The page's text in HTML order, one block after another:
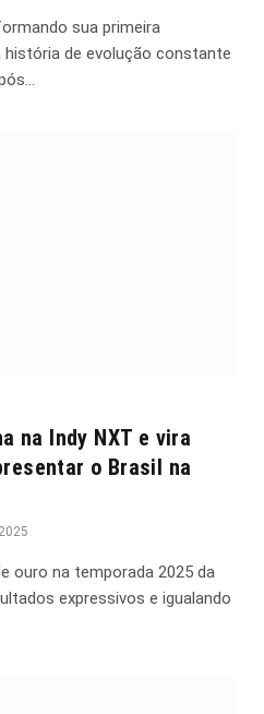
sua primeira
história de evolução constante
na Indy NXT e vira
o Brasil na
ouro na temporada 2025 da
expressivos e igualando